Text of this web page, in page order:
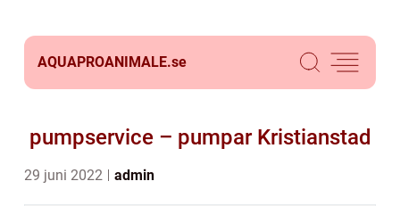
AQUAPROANIMALE.se
pumpservice – pumpar Kristianstad
29 juni 2022 admin